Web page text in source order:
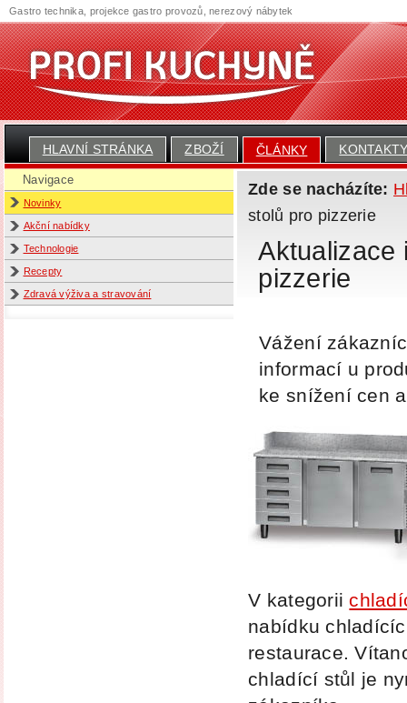
HLAVNÍ STRÁNKA ZBOŽÍ ČLÁNKY
Navigace
Novinky
Akční nabídky
Technologie
Recepty
Zdravá výživa a stravování
Zde se nacházíte:
stolů pro pizzerie
Aktualizace
pizzerie
Vážení
informací u
ke snížení cen
V kategorii
nabídku
restaurace.
chladící stůl je
Gastro technika, projekce gastro provozů, nerezový nábytek